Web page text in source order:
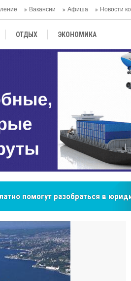
Вакансии Афиша Новости
ОТДЫХ ЭКОНОМИКА
помогут разобраться в
покупателей Центральной